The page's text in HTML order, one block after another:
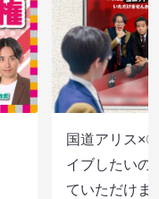
国道アリス×
イブしたいの
ていただけ